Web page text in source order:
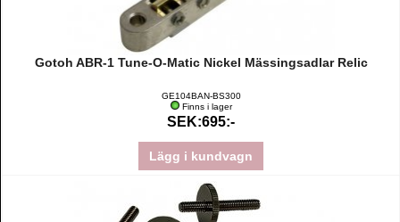
Gotoh ABR-1 Tune-O-Matic Nickel Mässingsadlar Relic
GE104BAN-BS300
Finns i lager
SEK:695:-
Lägg i kundvagn